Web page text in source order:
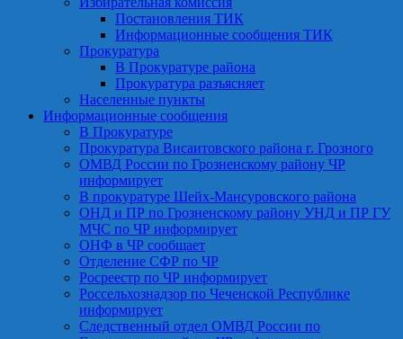
Постановления ТИК
Информационные сообщения ТИК
Прокуратура
В Прокуратуре района
Прокуратура разъясняет
Населенные пункты
Информационные сообщения
В Прокуратуре
Прокуратура Висаитовского района г. Грозного
ОМВД России по Грозненскому району ЧР
информирует
В прокуратуре Шейх-Мансуровского района
ОНД и ПР по Грозненскому району УНД и ПР ГУ
МЧС по ЧР информирует
ОНФ в ЧР сообщает
Отделение СФР по ЧР
Росреестр по ЧР информирует
Россельхознадзор по Чеченской Республике
информирует
Следственный отдел ОМВД России по